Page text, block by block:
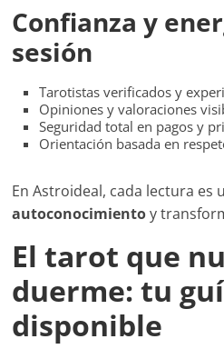
Confianza y
sesión
Tarotistas verificados y
Opiniones y valoraciones
Seguridad total en pagos y
Orientación basada en
En Astroideal, cada lectura es
autoconocimientoy
El tarot que
duerme: tu
disponible